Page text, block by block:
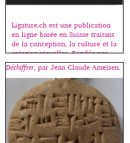
Ligature.ch est une publication
en ligne basée en Suisse traitant
de la conception, la culture et la
création visuelles. Fondée par
Dennis Moya en 2011,
Ligature.ch est maintenant dirigé
par le studio Bähler
Moya (designers duo Dennis
Moya et Tiffany Bähler). Le site
est composé de différentes
rubriques : interviews, design,
design graphique, design
industriel, photographie, illustra
Déchiffrer, par Jean Claude Ameisen.